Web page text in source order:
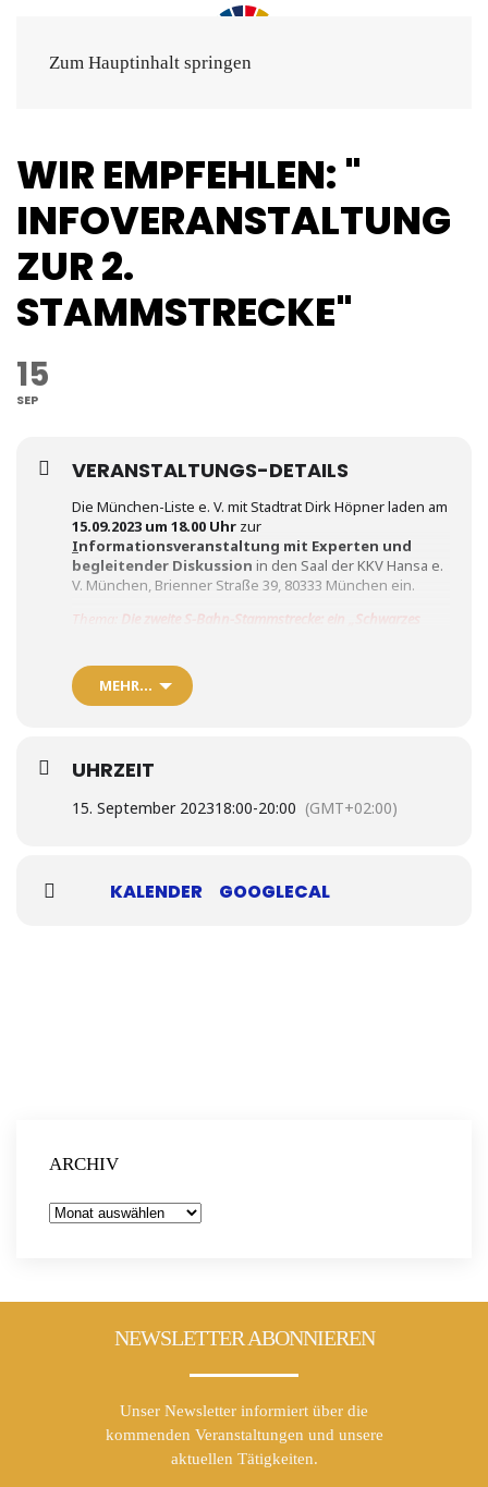
Zum Hauptinhalt springen
WIR EMPFEHLEN: "
INFOVERANSTALTUNG
ZUR 2.
STAMMSTRECKE"
15
SEP
VERANSTALTUNGS-DETAILS
Die München-Liste e. V. mit Stadtrat Dirk Höpner laden am
15.09.2023 um 18.00 Uhr zur
Informationsveranstaltung mit Experten und
begleitender Diskussion in den Saal der KKV Hansa e.
V. München, Brienner Straße 39, 80333 München ein.
Thema:
Die zweite S-Bahn-Stammstrecke: ein „Schwarzes
Mehr Infoshier
Anmeldungen an
MEHR…
UHRZEIT
15. September 202318:00-20:00 (GMT+02:00)
KALENDER GOOGLECAL
ARCHIV
Archiv
NEWSLETTER ABONNIEREN
Unser Newsletter informiert über die
kommenden Veranstaltungen und unsere
aktuellen Tätigkeiten.